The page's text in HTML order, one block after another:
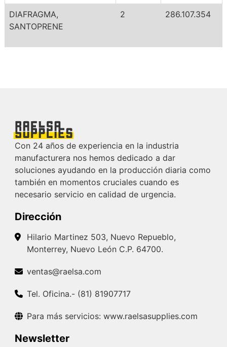
DIAFRAGMA,
SANTOPRENE
2 286.107.354
Con 24 años de experiencia en la industria
manufacturera nos hemos dedicado a dar
soluciones ayudando en la producción diaria como
también en momentos cruciales cuando es
necesario servicio en calidad de urgencia.
Dirección
Hilario Martinez 503, Nuevo Repueblo,
Monterrey, Nuevo León C.P. 64700.
ventas@raelsa.com
Tel. Oficina.- (81) 81907717
Para más servicios: www.raelsasupplies.com
Newsletter